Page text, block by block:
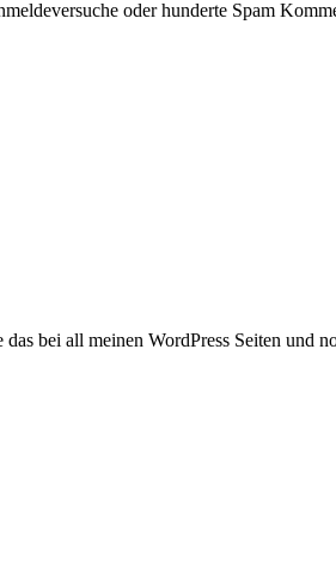
oder hunderte Spam
bei all meinen WordPress Seiten und